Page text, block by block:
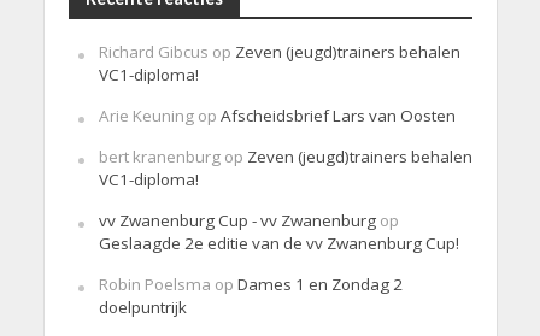
Richard Gibcus op Zeven (jeugd)trainers behalen
VC1-diploma!
Arie Keuningop Afscheidsbrief Lars van Oosten
bert kranenburgop Zeven (jeugd)trainers behalen
VC1-diploma!
vv Zwanenburg Cup - vv Zwanenburgop
Geslaagde 2e editie van de vv Zwanenburg Cup!
Robin Poelsma op Dames 1 en Zondag 2
doelpuntrijk